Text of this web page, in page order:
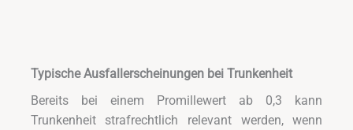
Typische Ausfallerscheinungen bei Trunkenheit
Bereits bei einem Promillewert ab 0,3 kann
Trunkenheit strafrechtlich relevant werden, wenn